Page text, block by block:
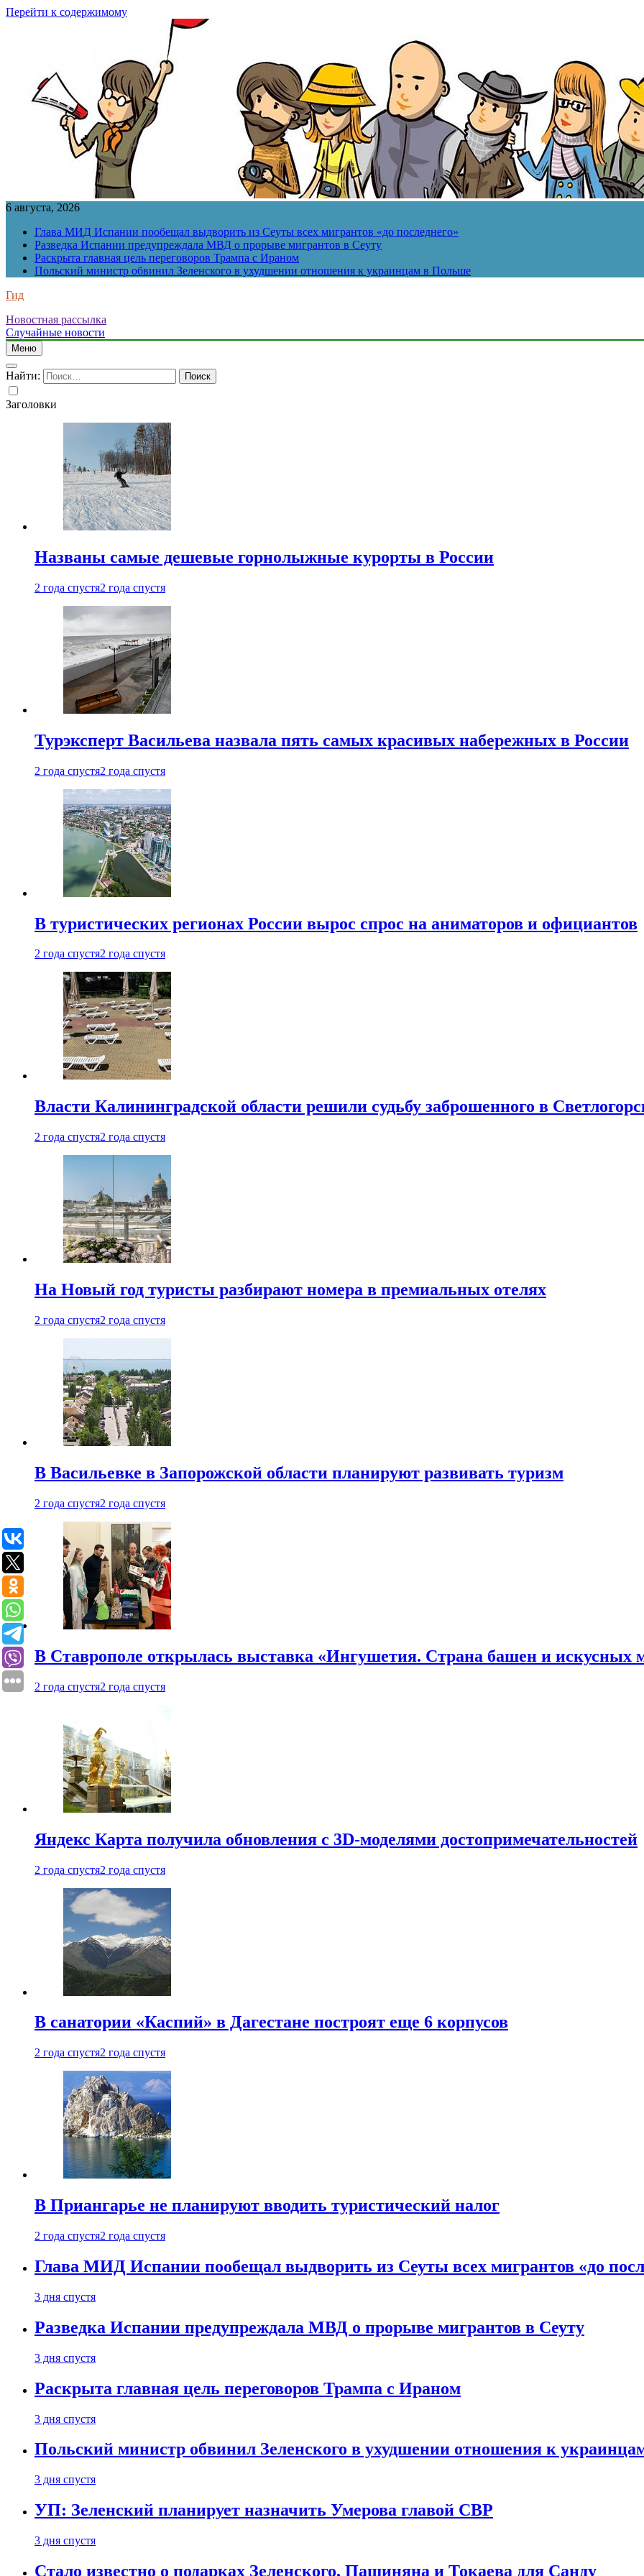
Перейти к содержимому
6 августа, 2026
Глава МИД Испании пообещал выдворить из Сеуты всех мигрантов «до последнего»
Разведка Испании предупреждала МВД о прорыве мигрантов в Сеуту
Раскрыта главная цель переговоров Трампа с Ираном
Польский министр обвинил Зеленского в ухудшении отношения к украинцам в Польше
Гид
Новостная рассылка
Случайные новости
Меню
Найти:
Заголовки
Названы самые дешевые горнолыжные курорты в России
2 года спустя2 года спустя
Турэксперт Васильева назвала пять самых красивых набережных в России
2 года спустя2 года спустя
В туристических регионах России вырос спрос на аниматоров и официантов
2 года спустя2 года спустя
Власти Калининградской области решили судьбу заброшенного в
2 года спустя2 года спустя
На Новый год туристы разбирают номера в премиальных отелях
2 года спустя2 года спустя
В Васильевке в Запорожской области планируют развивать туризм
2 года спустя2 года спустя
В Ставрополе открылась выставка «Ингушетия. Страна башен и искусных
2 года спустя2 года спустя
Яндекс Карта получила обновления с 3D-моделями достопримечательностей
2 года спустя2 года спустя
В санатории «Каспий» в Дагестане построят еще 6 корпусов
2 года спустя2 года спустя
В Приангарье не планируют вводить туристический налог
2 года спустя2 года спустя
Глава МИД Испании пообещал выдворить из Сеуты всех мигрантов «до
3 дня спустя
Разведка Испании предупреждала МВД о прорыве мигрантов в Сеуту
3 дня спустя
Раскрыта главная цель переговоров Трампа с Ираном
3 дня спустя
Польский министр обвинил Зеленского в ухудшении отношения к
3 дня спустя
УП: Зеленский планирует назначить Умерова главой СВР
3 дня спустя
Стало известно о подарках Зеленского, Пашиняна и Токаева для Санду